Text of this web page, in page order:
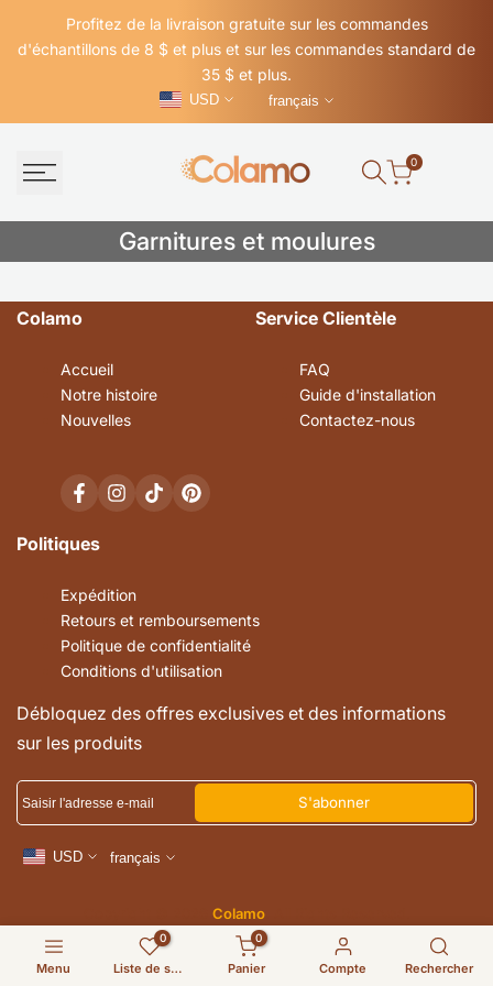
Profitez de la livraison gratuite sur les commandes
d'échantillons de 8 $ et plus et sur les commandes standard de
35 $ et plus.
USD français
0
moulures
Garnitures et moulures
Colamo
Accueil
Notre histoire
Nouvelles
FacebookInstagram
TikTokPinterest
Service Clientèle
FAQ
Guide d'installation
Contactez-nous
Politiques
Expédition
Retours et remboursements
Politique de confidentialité
Conditions d'utilisation
Débloquez des offres exclusives et des informations
sur les produits
S'abonner
USD français
Colamo. All Rights Reserved.
Menu
0
Liste de souhaits
0
Panier Compte Rechercher